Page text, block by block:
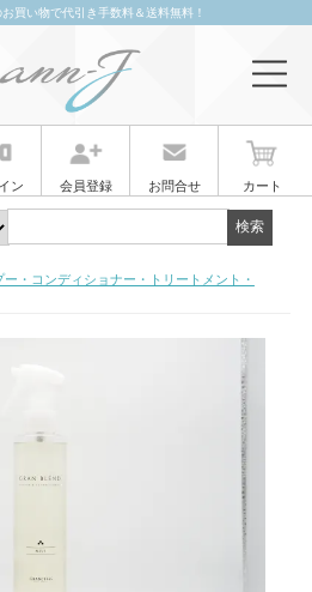
買い物で代引き手数料＆送料無料！
ン 会員登録 お問合せ カート
ー・コンディショナー・トリートメント・